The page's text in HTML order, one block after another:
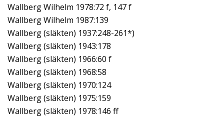
Wallberg Wilhelm 1978:72 f, 147 f
Wallberg Wilhelm 1987:139
Wallberg (släkten) 1937:248-261*)
Wallberg (släkten) 1943:178
Wallberg (släkten) 1966:60 f
Wallberg (släkten) 1968:58
Wallberg (släkten) 1970:124
Wallberg (släkten) 1975:159
Wallberg (släkten) 1978:146 ff